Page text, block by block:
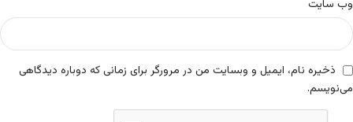
وب‌ سایت
ذخیره نام، ایمیل و وبسایت من در مرورگر برای زمانی که دوباره دیدگاهی
می‌نویسم.